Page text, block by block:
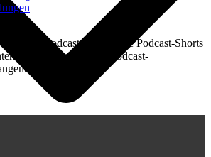
Podcast-Folgen, die Podcast-Shorts
sowie unsere Podcast-
Jahre.